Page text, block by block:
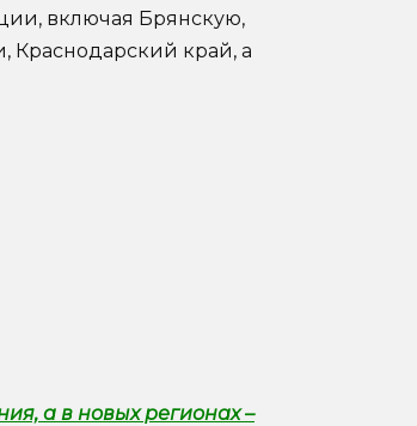
включая Брянскую,
Краснодарский край, а
а в новых регионах –